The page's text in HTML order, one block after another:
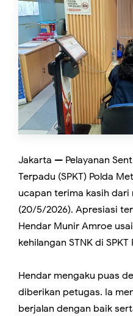
Jakarta — Pelayanan
Terpadu (SPKT) Polda
ucapan terima kasih dari
(20/5/2026). Apresiasi
Hendar Munir Amroe
kehilangan STNK di
Hendar mengaku puas
diberikan petugas. Ia
berjalan dengan baik